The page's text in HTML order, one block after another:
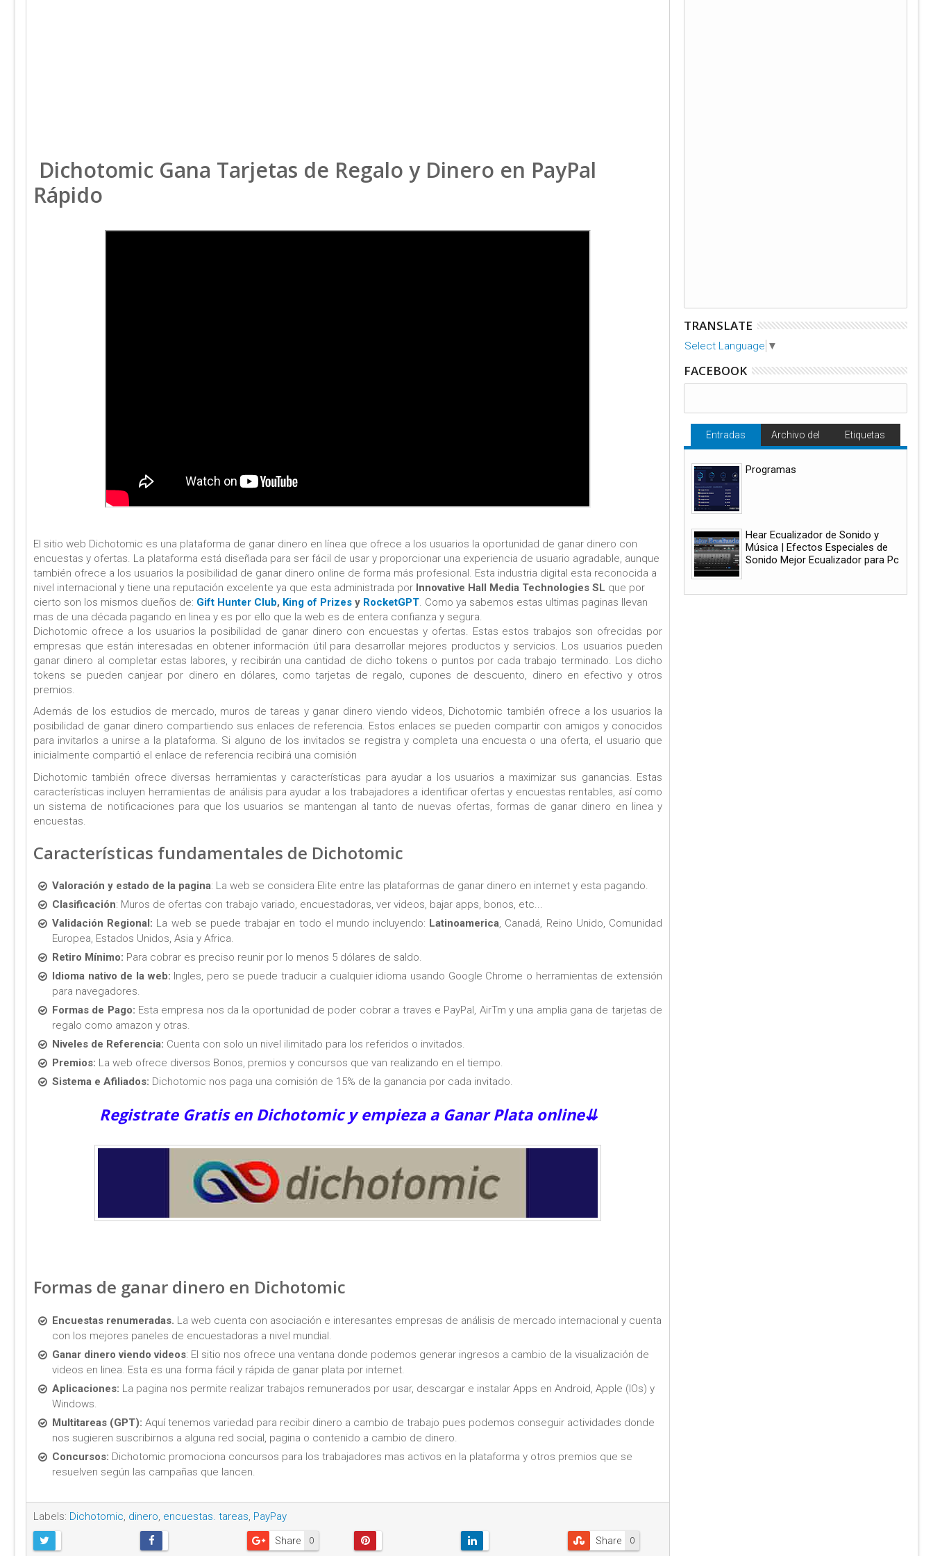
Dichotomic Gana Tarjetas de Regalo y Dinero en PayPal
Rápido
El sitio web Dichotomic es una plataforma de ganar dinero en línea que ofrece a los usuarios la oportunidad de ganar dinero con
encuestas y ofertas. La plataforma está diseñada para ser fácil de usar y proporcionar una experiencia de usuario agradable, aunque
también ofrece a los usuarios la posibilidad de ganar dinero online de forma más profesional. Esta industria digital esta reconocida a
nivel internacional y tiene una reputación excelente ya que esta administrada por Innovative Hall Media Technologies SL que por
cierto son los mismos dueños de: Gift Hunter Club, King of Prizes y RocketGPT . Como ya sabemos estas ultimas paginas llevan
mas de una década pagando en linea y es por ello que la web es de entera confianza y segura.
Dichotomic ofrece a los usuarios la posibilidad de ganar dinero con encuestas y ofertas. Estas estos trabajos son ofrecidas por
empresas que están interesadas en obtener información útil para desarrollar mejores productos y servicios. Los usuarios pueden
ganar dinero al completar estas labores, y recibirán una cantidad de dicho tokens o puntos por cada trabajo terminado. Los dicho
tokens se pueden canjear por dinero en dólares, como tarjetas de regalo, cupones de descuento, dinero en efectivo y otros
premios.
Además de los estudios de mercado, muros de tareas y ganar dinero viendo videos, Dichotomic también ofrece a los usuarios la
posibilidad de ganar dinero compartiendo sus enlaces de referencia. Estos enlaces se pueden compartir con amigos y conocidos
para invitarlos a unirse a la plataforma. Si alguno de los invitados se registra y completa una encuesta o una oferta, el usuario que
inicialmente compartió el enlace de referencia recibirá una comisión
Dichotomic también ofrece diversas herramientas y características para ayudar a los usuarios a maximizar sus ganancias. Estas
características incluyen herramientas de análisis para ayudar a los trabajadores a identificar ofertas y encuestas rentables, así como
un sistema de notificaciones para que los usuarios se mantengan al tanto de nuevas ofertas, formas de ganar dinero en linea y
encuestas.
Características fundamentales de Dichotomic
Valoración y estado de la pagina: La web se considera Elite entre las plataformas de ganar dinero en internet y esta pagando.
Clasificación: Muros de ofertas con trabajo variado, encuestadoras, ver videos, bajar apps, bonos, etc...
Validación Regional: La web se puede trabajar en todo el mundo incluyendo: Latinoamerica, Canadá, Reino Unido, Comunidad
Europea, Estados Unidos, Asia y Africa.
Retiro Mínimo: Para cobrar es preciso reunir por lo menos 5 dólares de saldo.
Idioma nativo de la web: Ingles, pero se puede traducir a cualquier idioma usando Google Chrome o herramientas de extensión
para navegadores.
Formas de Pago: Esta empresa nos da la oportunidad de poder cobrar a traves e PayPal, AirTm y una amplia gana de tarjetas de
regalo como amazon y otras.
Niveles de Referencia: Cuenta con solo un nivel ilimitado para los referidos o invitados.
Premios: La web ofrece diversos Bonos, premios y concursos que van realizando en el tiempo.
Sistema e Afiliados: Dichotomic nos paga una comisión de 15% de la ganancia por cada invitado.
Registrate Gratis en Dichotomic y empieza a Ganar Plata online⇊
Formas de ganar dinero en Dichotomic
Encuestas renumeradas. La web cuenta con asociación e interesantes empresas de análisis de mercado internacional y cuenta
con los mejores paneles de encuestadoras a nivel mundial.
Ganar dinero viendo videos: El sitio nos ofrece una ventana donde podemos generar ingresos a cambio de la visualización de
videos en linea. Esta es una forma fácil y rápida de ganar plata por internet.
Aplicaciones: La pagina nos permite realizar trabajos remunerados por usar, descargar e instalar Apps en Android, Apple (IOs) y
Windows.
Multitareas (GPT): Aquí tenemos variedad para recibir dinero a cambio de trabajo pues podemos conseguir actividades donde
nos sugieren suscribirnos a alguna red social, pagina o contenido a cambio de dinero.
Concursos: Dichotomic promociona concursos para los trabajadores mas activos en la plataforma y otros premios que se
resuelven según las campañas que lancen.
Labels: Dichotomic, dinero, encuestas. tareas, PayPay
0
Share 0
Share
TRANSLATE
Select Language ▼
FACEBOOK
Entradas
Archivo del
Etiquetas
Programas
Hear Ecualizador de Sonido y
Música | Efectos Especiales de
Sonido Mejor Ecualizador para Pc